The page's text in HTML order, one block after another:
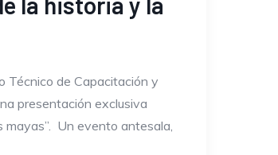
Técnico de Capacitación y
presentación exclusiva
mayas”. Un evento antesala,